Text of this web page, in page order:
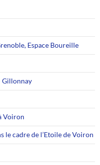
Espace Boureille
Gillonnay
Voiron
le cadre de l’Etoile de Voiron